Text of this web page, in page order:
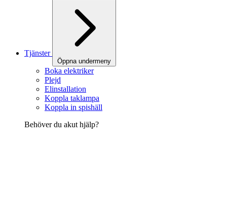
Tjänster
Öppna undermeny
Boka elektriker
Plejd
Elinstallation
Koppla taklampa
Koppla in spishäll
Behöver du akut hjälp?